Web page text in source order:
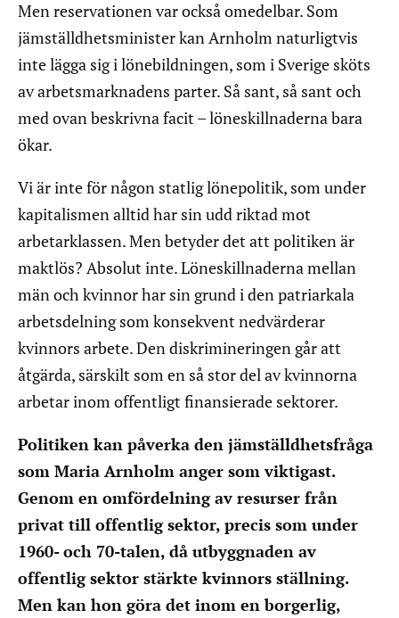
Men reservationen var också omedelbar. Som
jämställdhetsminister kan Arnholm naturligtvis
inte lägga sig i lönebildningen, som i Sverige sköts
av arbetsmarknadens parter. Så sant, så sant och
med ovan beskrivna facit – löneskillnaderna bara
ökar.
Vi är inte för någon statlig lönepolitik, som under
kapitalismen alltid har sin udd riktad mot
arbetarklassen. Men betyder det att politiken är
maktlös? Absolut inte. Löneskillnaderna mellan
män och kvinnor har sin grund i den patriarkala
arbetsdelning som konsekvent nedvärderar
kvinnors arbete. Den diskrimineringen går att
åtgärda, särskilt som en så stor del av kvinnorna
arbetar inom offentligt finansierade sektorer.
Politiken kan påverka den jämställdhetsfråga
som Maria Arnholm anger som viktigast.
Genom en omfördelning av resurser från
privat till offentlig sektor, precis som under
1960- och 70-talen, då utbyggnaden av
offentlig sektor stärkte kvinnors ställning.
Men kan hon göra det inom en borgerlig,